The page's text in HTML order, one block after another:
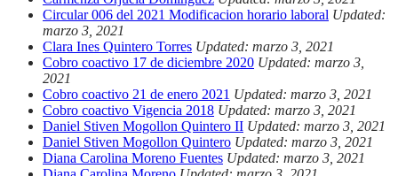
Circular 006 del 2021 Modificacion horario laboral Updated:
marzo 3, 2021
Clara Ines Quintero Torres Updated: marzo 3, 2021
Cobro coactivo 17 de diciembre 2020 Updated: marzo 3,
2021
Cobro coactivo 21 de enero 2021 Updated: marzo 3, 2021
Cobro coactivo Vigencia 2018 Updated: marzo 3, 2021
Daniel Stiven Mogollon Quintero II Updated: marzo 3, 2021
Daniel Stiven Mogollon Quintero Updated: marzo 3, 2021
Diana Carolina Moreno Fuentes Updated: marzo 3, 2021